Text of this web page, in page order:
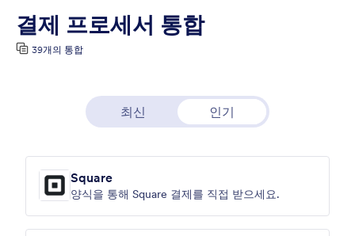
결제 프로세서 통합
39개의 통합
최신 인기
Square
양식을 통해 Square 결제를 직접 받으세요.